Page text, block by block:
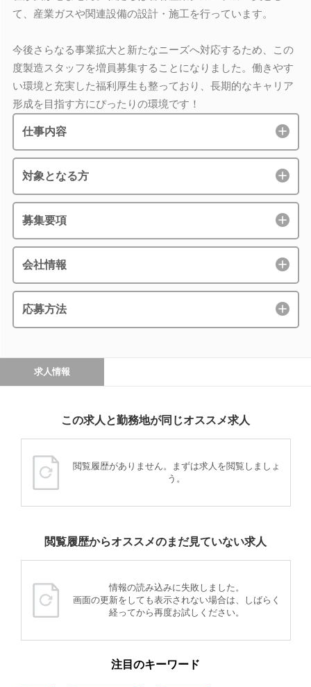
て、産業ガスや関連設備の設計・施工を行っています。
今後さらなる事業拡大と新たなニーズへ対応するため、この
度製造スタッフを増員募集することになりました。働きやす
い環境と充実した福利厚生も整っており、長期的なキャリア
形成を目指す方にぴったりの環境です！
仕事内容
対象となる方
募集要項
会社情報
応募方法
求人情報
この求人と勤務地が同じオススメ求人
閲覧履歴がありません。まずは求人を閲覧しましょ
う。
閲覧履歴からオススメのまだ見ていない求人
情報の読み込みに失敗しました。
画面の更新をしても表示されない場合は、しばらく
経ってから再度お試しください。
注目のキーワード